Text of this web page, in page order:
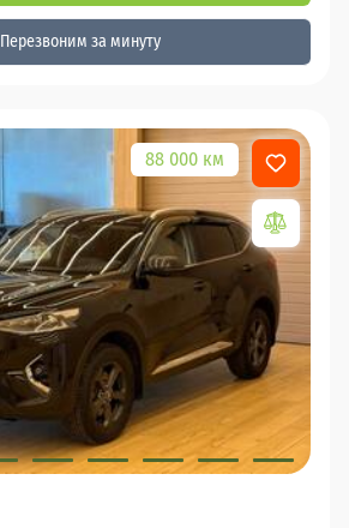
Перезвоним за минуту
88 000 км